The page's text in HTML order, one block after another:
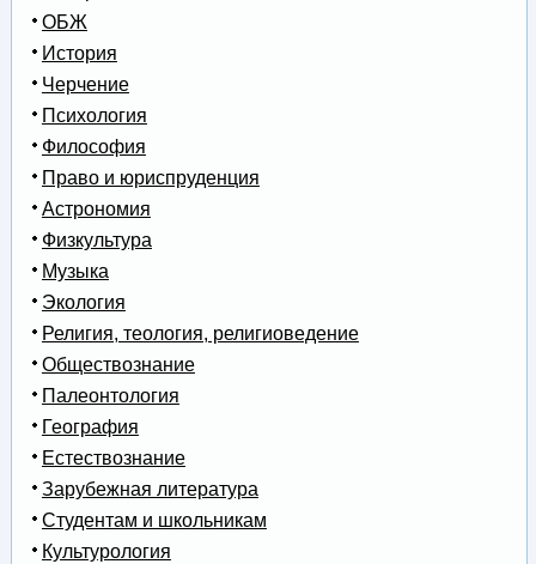
ОБЖ
История
Черчение
Психология
Философия
Право и юриспруденция
Астрономия
Физкультура
Музыка
Экология
Религия, теология, религиоведение
Обществознание
Палеонтология
География
Естествознание
Зарубежная литература
Студентам и школьникам
Культурология